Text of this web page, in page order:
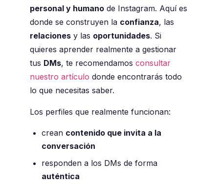
personal y humanode Instagram. Aquí es
donde se construyen la confianza, las
relacionesy las oportunidades. Si
quieres aprender realmente a gestionar
tus DMs, te recomendamos consultar
nuestro artículo donde encontrarás todo
lo que necesitas saber.
Los perfiles que realmente funcionan:
crean contenido que invita a la
conversación
responden a los DMs de forma
auténtica